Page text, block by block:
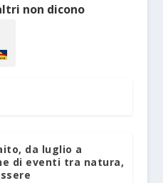
non dicono
da luglio a
di eventi tra natura,